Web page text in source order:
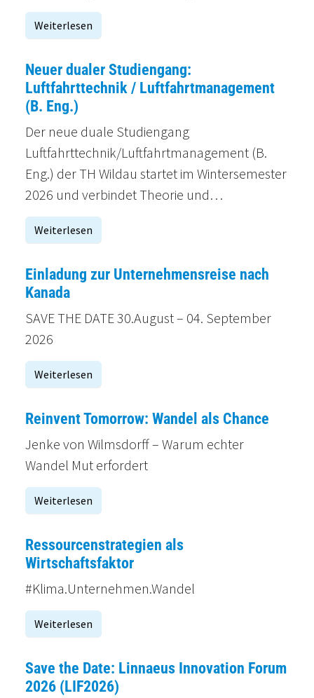
Weiterlesen
Neuer dualer Studiengang:
Luftfahrttechnik / Luftfahrtmanagement
(B. Eng.)
Der neue duale Studiengang
Luftfahrttechnik/Luftfahrtmanagement (B.
Eng.) der TH Wildau startet im Wintersemester
2026 und verbindet Theorie und…
Weiterlesen
Einladung zur Unternehmensreise nach
Kanada
SAVE THE DATE 30.August – 04. September
2026
Weiterlesen
Reinvent Tomorrow: Wandel als Chance
Jenke von Wilmsdorff – Warum echter
Wandel Mut erfordert
Weiterlesen
Ressourcenstrategien als
Wirtschaftsfaktor
#Klima.Unternehmen.Wandel
Weiterlesen
Save the Date: Linnaeus Innovation Forum
2026 (LIF2026)